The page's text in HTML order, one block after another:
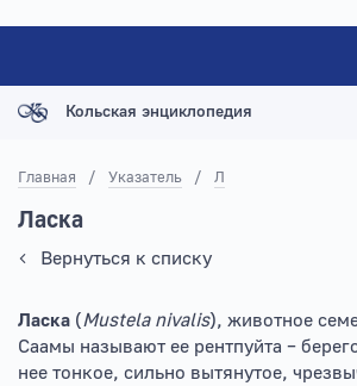
Кольская энциклопедия
Главная / Указатель / Л
Ласка
Вернуться к списку
Ласка (Mustela nivalis), животное
Саамы называют ее рентпуйта –
нее тонкое, сильно вытянутое,